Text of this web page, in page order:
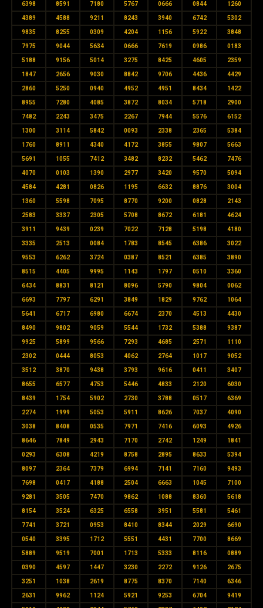
6398 8591 7180 5767 0666 0844 1260
4389 4588 9211 8243 3940 6742 5302
9835 8255 0309 4204 1156 5922 3848
7975 9044 5634 0666 7619 0986 0183
5188 9156 5014 3275 8425 4605 2359
1847 2656 9030 8842 9706 4436 4429
2860 5250 0940 4952 4951 8434 1422
8955 7280 4085 3872 8034 5718 2900
7482 2243 3475 2267 7944 5576 6152
1300 3114 5842 0093 2338 2365 5384
1760 8911 4340 4172 3855 9807 5663
5691 1055 7412 3482 8232 5462 7476
4070 0103 1390 2977 3420 9570 5094
4584 4281 0826 1195 6632 8876 3004
1360 5598 7095 8770 9200 0828 2143
2583 3337 2305 5708 8672 6181 4624
3911 9439 0239 7022 7128 5198 4180
3335 2513 0084 1783 8545 6386 3022
9553 6262 3724 0387 8521 6385 3890
8515 4405 9995 1143 1797 0510 3360
6434 8831 8121 8096 5790 9804 0062
6693 7797 6291 3849 1829 9762 1064
5641 6717 6980 6674 2370 4513 4430
8490 9802 9059 5544 1732 5388 9387
9925 5899 9566 7293 4685 2571 1110
2302 0444 8053 4062 2764 1017 9052
3512 3870 9438 3793 9616 0411 3407
8655 6577 4753 5446 4833 2120 6030
8439 1754 5902 2730 3788 0517 6369
2274 1999 5053 5911 8626 7037 4090
3038 8408 0535 7971 7416 6093 4926
8646 7849 2943 7170 2742 1249 1841
0293 6308 4219 8758 2895 8633 5394
8097 2364 7379 6994 7141 7160 9493
7698 0417 4188 2504 6663 1045 7100
9281 3505 7470 9862 1088 8360 5618
8154 3524 6325 6558 3951 5581 5461
7741 3721 0953 8410 8344 2029 6690
0540 3395 1712 5551 4431 7700 8669
5889 9519 7001 1713 5333 8116 0889
0390 4597 1447 3230 2272 9126 2675
3251 1038 2619 8775 8370 7140 6346
2631 9962 1124 5921 9253 6704 9419